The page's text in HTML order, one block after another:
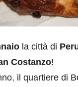
la città di
Costanzo!
il quartiere di